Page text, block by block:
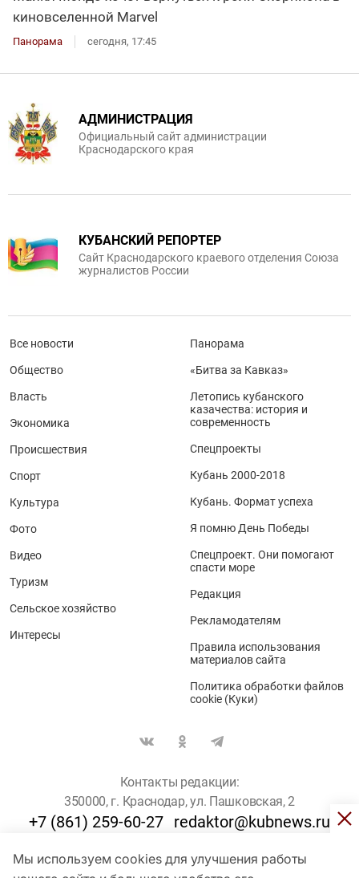
киновселенной Marvel
Панорама сегодня, 17:45
Мы используем cookies для улучшения работы
АДМИНИСТРАЦИЯ
Официальный сайт администрации
Краснодарского края
КУБАНСКИЙ РЕПОРТЕР
Сайт Краснодарского краевого отделения Союза
журналистов России
Все новости
Общество
Власть
Экономика
Происшествия
Спорт
Культура
Фото
Видео
Туризм
Сельское хозяйство
Интересы
Панорама
«Битва за Кавказ»
Летопись кубанского
казачества: история и
современность
Спецпроекты
Кубань 2000-2018
Кубань. Формат успеха
Я помню День Победы
Спецпроект. Они помогают
спасти море
Редакция
Рекламодателям
Правила использования
материалов сайта
Политика обработки файлов
cookie (Куки)
Контакты редакции:
350000, г. Краснодар, ул. Пашковская, 2
+7 (861) 259-60-27 redaktor@kubnews.ru
Для пользователей старше 16 лет